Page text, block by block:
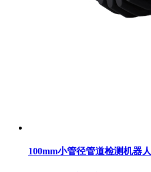
100mm小管径管道检测机器人